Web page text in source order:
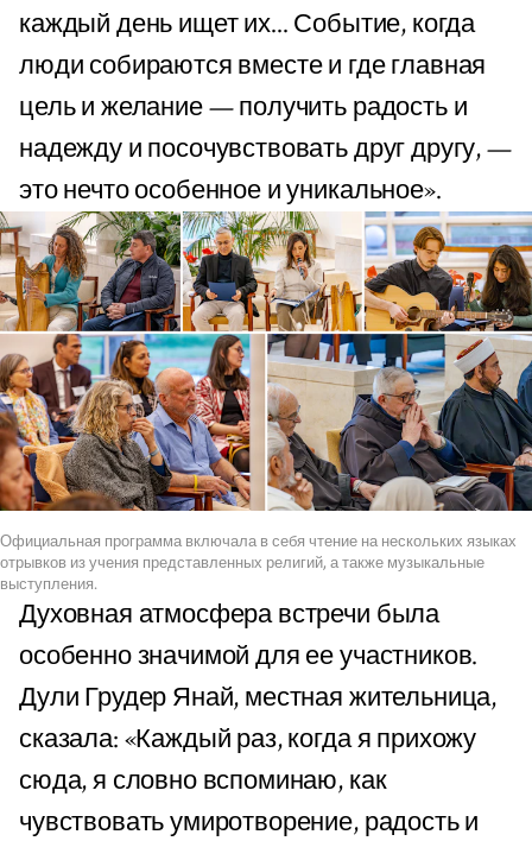
каждый день ищет их... Событие, когда
люди собираются вместе и где главная
цель и желание — получить радость и
надежду и посочувствовать друг другу, —
это нечто особенное и уникальное».
Официальная программа включала в себя чтение на нескольких языках
отрывков из учения представленных религий, а также музыкальные
выступления.
Духовная атмосфера встречи была
особенно значимой для ее участников.
Дули Грудер Янай, местная жительница,
сказала: «Каждый раз, когда я прихожу
сюда, я словно вспоминаю, как
чувствовать умиротворение, радость и